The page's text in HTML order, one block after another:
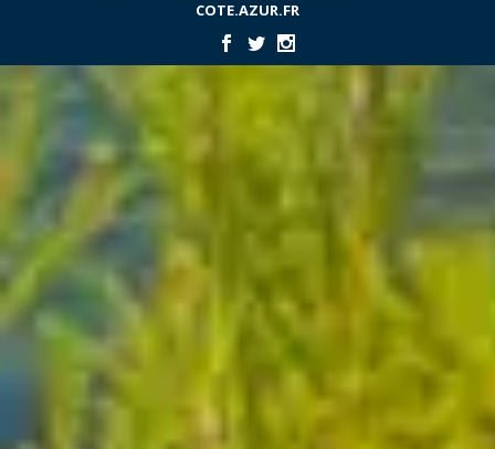
COTE.AZUR.FR